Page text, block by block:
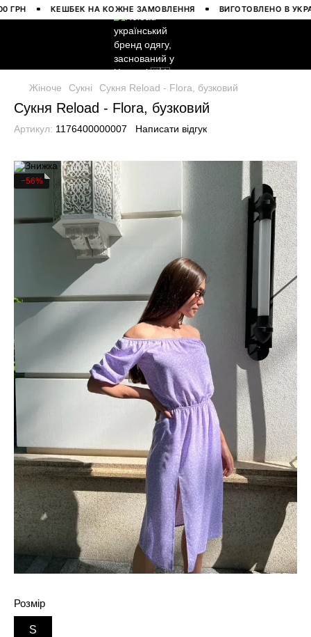
КЕШБЕК НА КОЖНЕ ЗАМОВЛЕННЯ ВИГОТОВЛЕНО В УКРАЇНІ
Жіноче Сукні Сукня Reload - Flora, бузковий
Сукня Reload - Flora, бузковий
Артикул: 1176400000007 Написати відгук
−56%
Розмір
S